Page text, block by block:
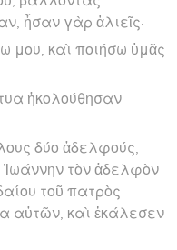
ἦσαν γὰρ ἁλιεῖς·
μου, καὶ ποιήσω ὑμᾶς
ἠκολούθησαν
δύο ἀδελφούς,
Ἰωάννην τὸν ἀδελφὸν
τοῦ πατρὸς
αὐτῶν, καὶ ἐκάλεσεν